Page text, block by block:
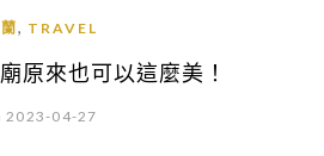
, TRAVEL
原來也可以這麼美！
2023-04-27